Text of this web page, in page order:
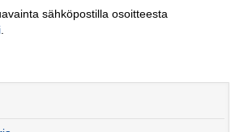
sähköpostilla osoitteesta
.